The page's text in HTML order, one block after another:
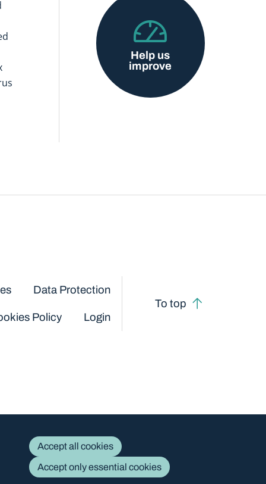
Accept all cookies
Accept only essential cookies
Help us
improve
Data Protection
Policy Login
To top